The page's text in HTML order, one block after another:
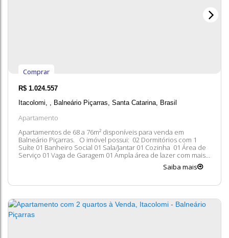
Apartamento
R$ 1.024.557
Itacolomi
Balneário Piçarras Santa Catarina Brasil
Apartamentos de 68 a 76m² disponíveis para venda em
Balneário Piçarras. O imóvel possui: 02 Dormitórios com 1
Suíte 01 Banheiro Social 01 Sala/Jantar 01 Cozinha 01 Área de
Serviço 01 Vaga de Garagem 01 Ampla área de lazer com mais
conosco para mais informações, ficaremos felizes em lhe
Comprar
Saiba mais